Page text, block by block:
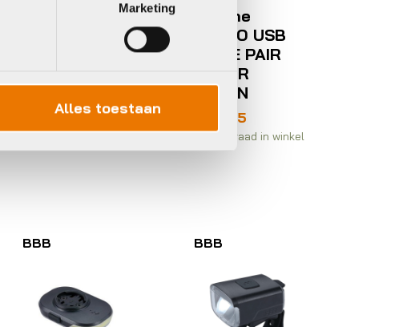
Marketing
Alles toestaan
VERLICHTING
900MM
13,50
Op voorraad in winkel
Lezyne
FEMTO USB
DRIVE PAIR
15F/5R
LUMEN
33,95
Op voorraad in winkel
BBB BBB